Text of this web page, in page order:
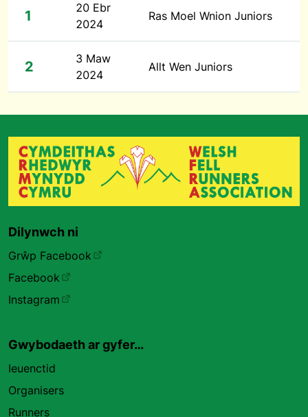
1
20 Ebr
2024
Ras Moel Wnion Juniors
2
3 Maw
2024
Allt Wen Juniors
Dilynwch ni
Grŵp Facebook
Facebook
Instagram
Gwybodaeth ar gyfer…
Ieuenctid
Organisers
Runners